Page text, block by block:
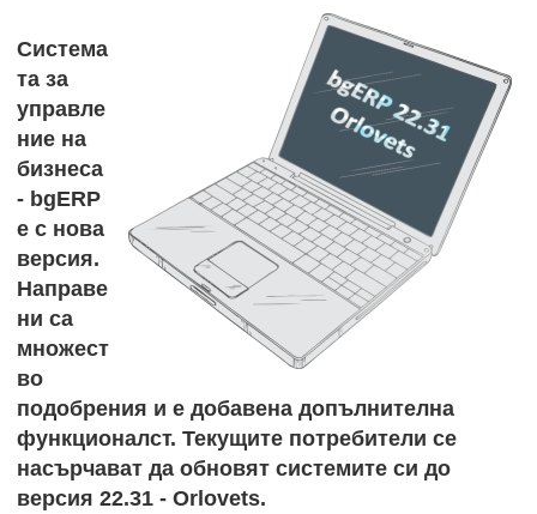
Система
та за
управле
ние на
бизнеса
- bgERP
е с нова
версия.
Направе
ни са
множест
во
подобрения и е добавена допълнителна
функционалст. Текущите потребители се
насърчават да обновят системите си до
версия 22.31 - Orlovets.